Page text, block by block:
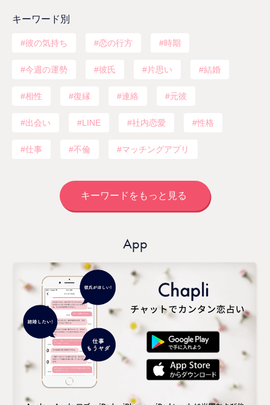
キーワード別
彼の気持ち 恋の行方 時期
今週の運勢 彼氏 片思い 結婚
相性 復縁 連絡 元彼
出会い LINE 社内恋愛 性格
仕事 不倫 マッチングアプリ
キーワードをもっと見る
App